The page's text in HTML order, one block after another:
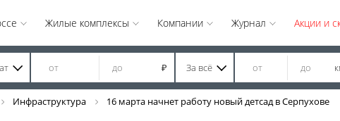
Жилые комплексы Компании Журнал Акции и
₽ За всё
Инфраструктура 16 марта начнет работу новый детсад в Серпухове